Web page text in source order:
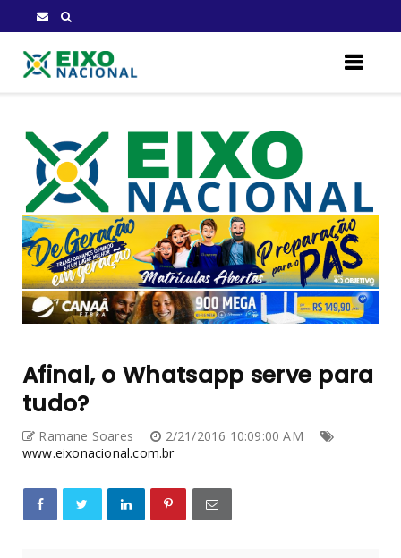
Afinal, o Whatsapp serve para
tudo?
Ramane Soares
2/21/2016 10:09:00 AM
www.eixonacional.com.br